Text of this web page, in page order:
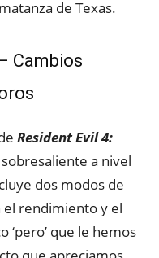
de Texas.
Cambios
Resident Evil 4:
a nivel
dos modos de
el rendimiento y el
‘pero’ que le hemos